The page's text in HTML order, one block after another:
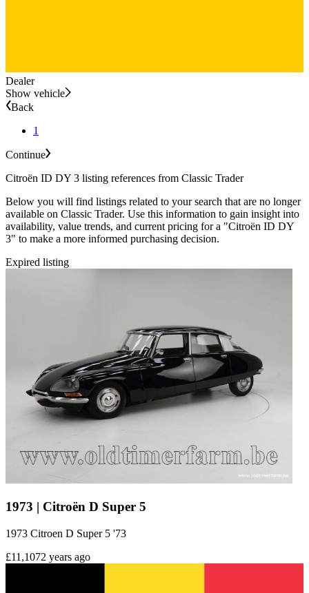
Dealer
Show vehicle
Back
1
Continue
Citroën ID DY 3 listing references from Classic Trader
Below you will find listings related to your search that are no longer
available on Classic Trader. Use this information to gain insight into
availability, value trends, and current pricing for a "Citroën ID DY
3" to make a more informed purchasing decision.
Expired listing
1973 | Citroën D Super 5
1973 Citroen D Super 5 '73
£11,1072 years ago